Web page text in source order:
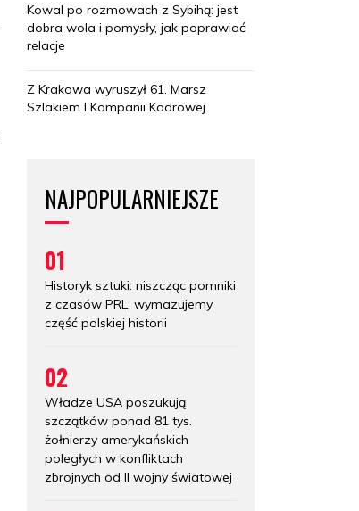
Kowal po rozmowach z Sybihą: jest
dobra wola i pomysły, jak poprawiać
relacje
Z Krakowa wyruszył 61. Marsz
Szlakiem I Kompanii Kadrowej
NAJPOPULARNIEJSZE
01
Historyk sztuki: niszcząc pomniki
z czasów PRL, wymazujemy
część polskiej historii
02
Władze USA poszukują
szczątków ponad 81 tys.
żołnierzy amerykańskich
poległych w konfliktach
zbrojnych od II wojny światowej